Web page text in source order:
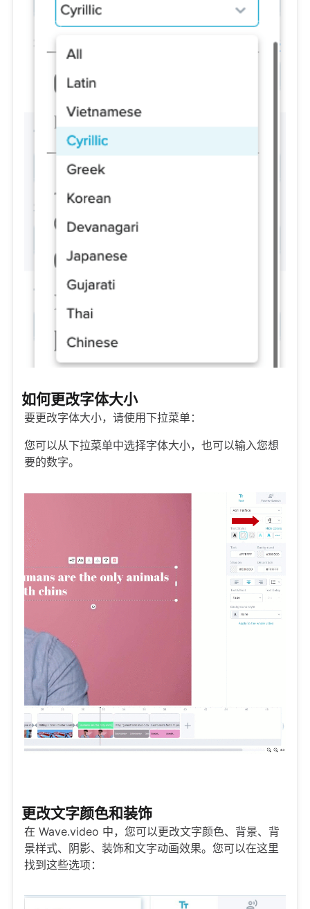
如何更改字体大小
要更改字体大小，请使用下拉菜单：
您可以从下拉菜单中选择字体大小，也可以输入您想
要的数字。
更改文字颜色和装饰
在 Wave.video 中，您可以更改文字颜色、背景、背
景样式、阴影、装饰和文字动画效果。您可以在这里
找到这些选项：